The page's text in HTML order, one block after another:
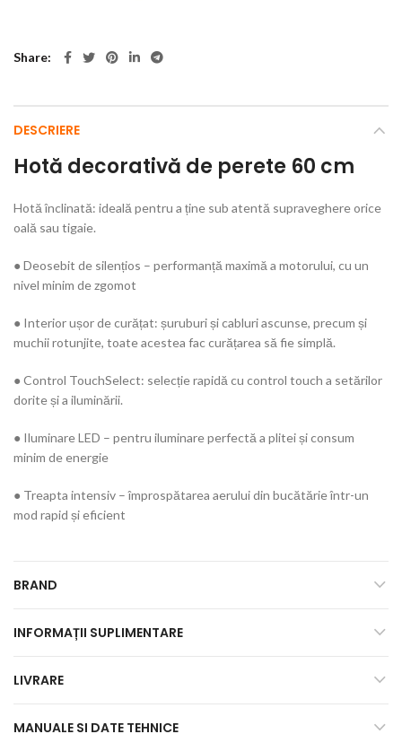
Share
DESCRIERE
Hotă decorativă de perete 60 cm
Hotă înclinată: ideală pentru a ține sub atentă supraveghere orice
oală sau tigaie.
● Deosebit de silențios – performanță maximă a motorului, cu un
nivel minim de zgomot
● Interior ușor de curățat: șuruburi și cabluri ascunse, precum și
muchii rotunjite, toate acestea fac curățarea să fie simplă.
● Control TouchSelect: selecție rapidă cu control touch a setărilor
dorite și a iluminării.
● Iluminare LED – pentru iluminare perfectă a plitei și consum
minim de energie
● Treapta intensiv – împrospătarea aerului din bucătărie într-un
mod rapid și eficient
BRAND
INFORMAȚII SUPLIMENTARE
LIVRARE
MANUALE SI DATE TEHNICE